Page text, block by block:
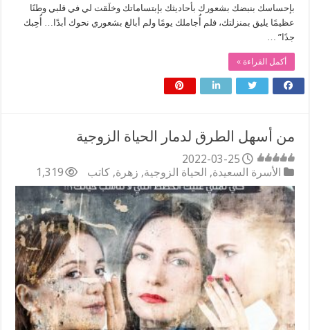
بإحساسك بنبضك بشعورك بأحاديثك بإبتساماتك وخلَقت لي في قلبي وطنًا
عظيمًا يليق بمنزلتك، فلم أُجاملك يومًا ولم أبالغ بشعوري نحوك أبدًا… أُحِبك
جدًا” …
أكمل القراءة »
من أسهل الطرق لدمار الحياة الزوجية
2022-03-25
الأسرة السعيدة, الحياة الزوجية, زهرة, كاتب 1,319